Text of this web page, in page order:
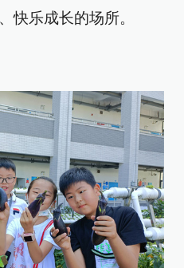
快乐成长的场所。